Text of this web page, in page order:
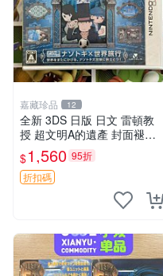
嘉藏珍品 12
全新 3DS 日版 日文 雷頓教
授 超文明A的遺產 封面褪色
全新未拆封 非二手封裝
$1,560 95折
折扣碼